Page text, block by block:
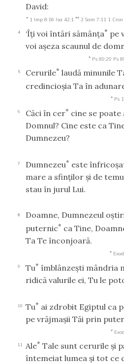
David:
* 1 Imp 8:16 Isa 42:1 ** 2 Sam 7:11 1
4 ‘Îţi voi întări sămânţa* pe
voi aşeza scaunul de
* Ps 89:29 Ps
5 Cerurile* laudă minunile
credincioşia Ta în
* Ps
6 Căci în cer* cine se poate
Domnul? Cine este ca
Dumnezeu?
7 Dumnezeu* este
mare a sfinţilor şi de
stau în jurul Lui.
8
Doamne, Dumnezeul
puternic* ca Tine,
Ta Te înconjoară.
*
9 Tu* îmblânzeşti mândria
ridică valurile ei, Tu le
10 Tu* ai zdrobit Egiptul ca
pe vrăjmaşii Tăi prin
*
11 Ale* Tale sunt cerurile şi
întemeiat lumea şi tot ce